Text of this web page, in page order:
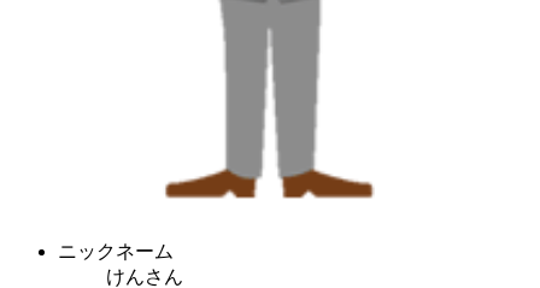
ニックネーム
けんさん